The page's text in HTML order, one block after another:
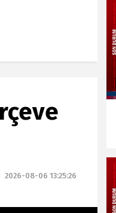
2026-08-06 13:25:26